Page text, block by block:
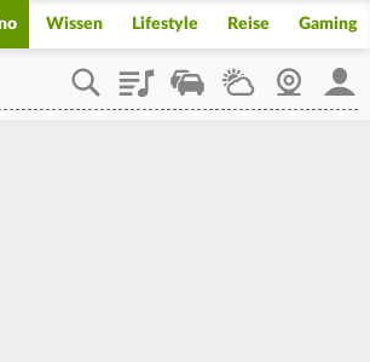
Wissen Lifestyle Reise Gaming
PlaylistStaupilotWetterWebcam